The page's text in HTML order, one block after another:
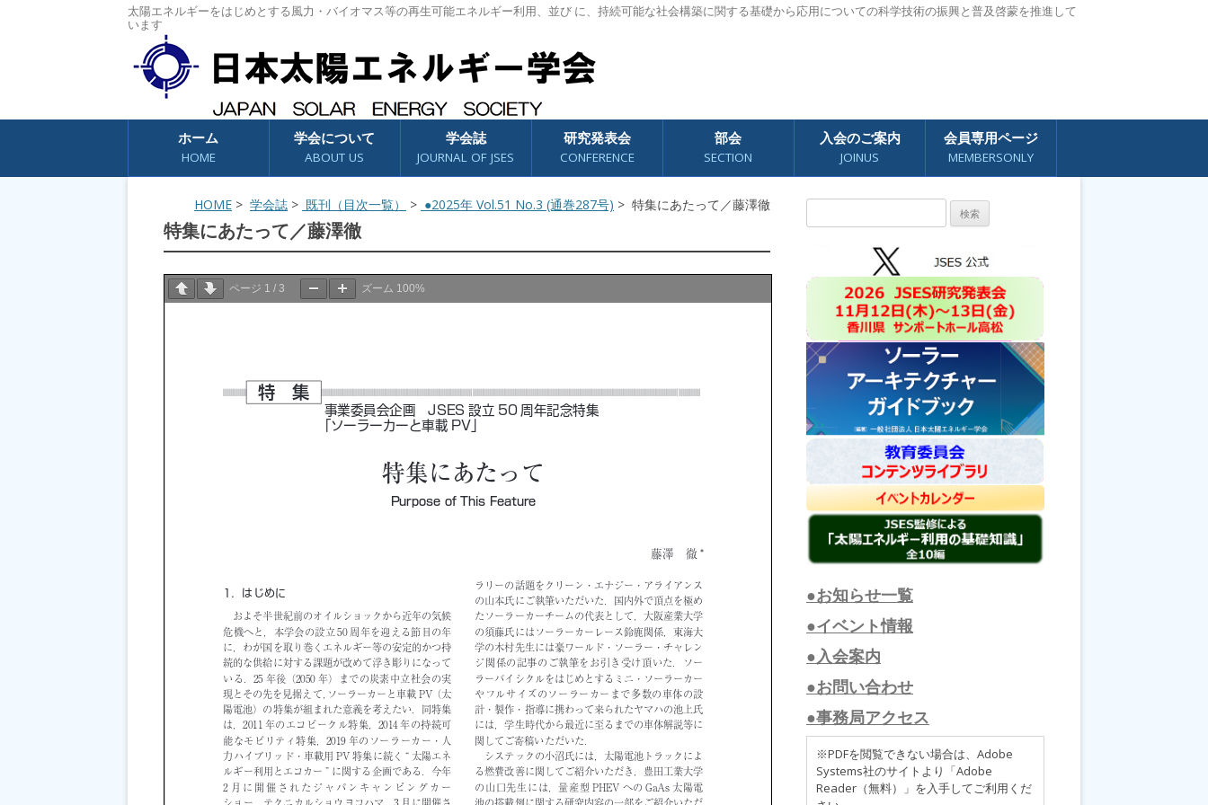
太陽エネルギーをはじめとする風力・バイオマス等の再生可能エネルギー利用、並び に、持続可能な社会構築に関する基礎から応用についての科学技術の振興と普及啓蒙を推進して
います
コンテンツへスキップ
ホーム
HOME
学会について
ABOUT US
学会誌
JOURNAL OF JSES
研究発表会
CONFERENCE
部会
SECTION
入会のご案内
JOINUS
会員専用ページ
MEMBERSONLY
HOME > 学会誌 > 既刊（目次一覧） > ●2025年 Vol.51 No.3 (通巻287号) > 特集にあたって／藤澤徹
特集にあたって／藤澤徹
ページ 1 / 3 ズーム 100%
索:
●お知らせ一覧
●イベント情報
●入会案内
●お問い合わせ
●事務局アクセス
※PDFを閲覧できない場合は、Adobe
Systems社のサイトより「Adobe
Reader（無料）」を入手してご利用くだ